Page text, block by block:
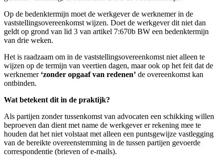
Op de bedenktermijn moet de werkgever de werknemer in de
vaststellingsovereenkomst wijzen. Doet de werkgever dit niet dan
geldt op grond van lid 3 van artikel 7:670b BW een bedenktermijn
van drie weken.
Het is raadzaam om in de vaststellingsovereenkomst niet alleen te
wijzen op de termijn van veertien dagen, maar ook op het feit dat de
werknemer ‘zonder opgaaf van redenen’ de overeenkomst kan
ontbinden.
Wat betekent dit in de praktijk?
Als partijen zonder tussenkomst van advocaten een schikking willen
beproeven dan dient met name de werkgever er rekening mee te
houden dat het niet volstaat met alleen een puntsgewijze vastlegging
van de bereikte overeenstemming in de tussen partijen gevoerde
correspondentie (brieven of e-mails).